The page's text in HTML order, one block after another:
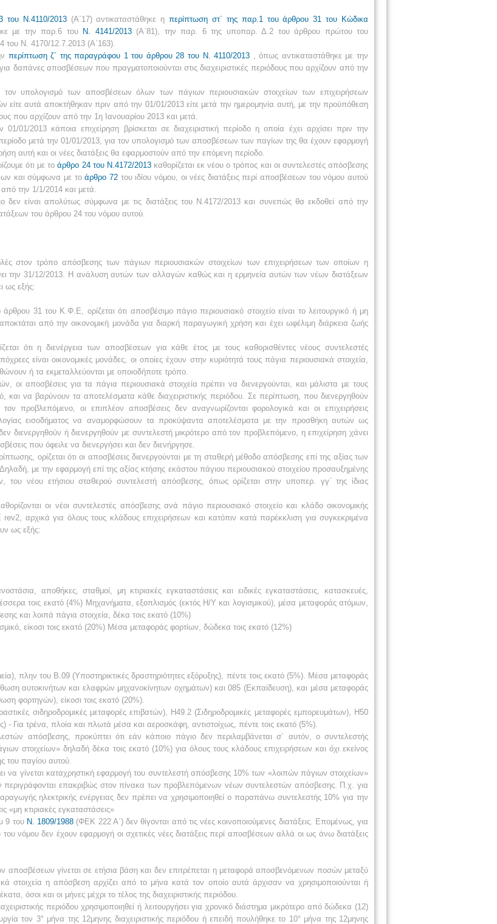
του Ν.4110/2013(Α΄17) αντικαταστάθηκε ηπερίπτωση στ΄ της παρ.1 του άρθρου 31 του Κώδικα
με την παρ.6 του Ν. 4141/2013(Α΄81), την παρ. 6 της υποπαρ. Δ.2 του άρθρου πρώτου του
του Ν. 4170/12.7.2013 (Α΄163).
περίπτωση ζ΄ της παραγράφου 1 του άρθρου 28 του Ν. 4110/2013 , όπως αντικαταστάθηκε με την
δαπάνες αποσβέσεων που πραγματοποιούνται στις διαχειριστικές περιόδους που αρχίζουν από την
τον υπολογισμό των αποσβέσεων όλων των πάγιων περιουσιακών στοιχείων των επιχειρήσεων
αυτά αποκτήθηκαν πριν από την 01/01/2013 είτε μετά την ημερομηνία αυτή, με την προϋπόθεση
που αρχίζουν από την 1η Ιανουαρίου 2013 και μετά.
01/2013 κάποια επιχείρηση βρίσκεται σε διαχειριστική περίοδο η οποία έχει αρχίσει πριν την
περίοδο μετά την 01/01/2013, για τον υπολογισμό των αποσβέσεων των παγίων της θα έχουν εφαρμογή
αυτή και οι νέες διατάξεις θα εφαρμοστούν από την επόμενη περίοδο.
ότι με το άρθρο 24 του Ν.4172/2013καθορίζεται εκ νέου ο τρόπος και οι συντελεστές απόσβεσης
και σύμφωνα με τοάρθρο 72 του ιδίου νόμου, οι νέες διατάξεις περί αποσβέσεων του νόμου αυτού
την 1/1/2014 και μετά.
είναι απολύτως σύμφωνα με τις διατάξεις του Ν.4172/2013 και συνεπώς θα εκδοθεί από την
του άρθρου 24 του νόμου αυτού.
στον τρόπο απόσβεσης των πάγιων περιουσιακών στοιχείων των επιχειρήσεων των οποίων η
την 31/12/2013. Η ανάλυση αυτών των αλλαγών καθώς και η ερμηνεία αυτών των νέων διατάξεων
ως εξής:
31 του Κ.Φ.Ε, ορίζεται ότι αποσβέσιμο πάγιο περιουσιακό στοιχείο είναι το λειτουργικό ή μη
από την οικονομική μονάδα για διαρκή παραγωγική χρήση και έχει ωφέλιμη διάρκεια ζωής
ότι η διενέργεια των αποσβέσεων για κάθε έτος με τους καθορισθέντες νέους συντελεστές
είναι οικονομικές μονάδες, οι οποίες έχουν στην κυριότητά τους πάγια περιουσιακά στοιχεία,
ή τα εκμεταλλεύονται με οποιοδήποτε τρόπο.
αποσβέσεις για τα πάγια περιουσιακά στοιχεία πρέπει να διενεργούνται, και μάλιστα με τους
και να βαρύνουν τα αποτελέσματα κάθε διαχειριστικής περιόδου. Σε περίπτωση, που διενεργηθούν
προβλεπόμενο, οι επιπλέον αποσβέσεις δεν αναγνωρίζονται φορολογικά και οι επιχειρήσεις
εισοδήματος να αναμορφώσουν τα προκύψαντα αποτελέσματα με την προσθήκη αυτών ως
διενεργηθούν ή διενεργηθούν με συντελεστή μικρότερο από τον προβλεπόμενο, η επιχείρηση χάνει
που όφειλε να διενεργήσει και δεν διενήργησε.
ορίζεται ότι οι αποσβέσεις διενεργούνται με τη σταθερή μέθοδο απόσβεσης επί της αξίας των
με την εφαρμογή επί της αξίας κτήσης εκάστου πάγιου περιουσιακού στοιχείου προσαυξημένης
νέου ετήσιου σταθερού συντελεστή απόσβεσης, όπως ορίζεται στην υποπερ. γγ΄ της ίδιας
οι νέοι συντελεστές απόσβεσης ανά πάγιο περιουσιακό στοιχείο και κλάδο οικονομικής
αρχικά για όλους τους κλάδους επιχειρήσεων και κατόπιν κατά παρέκκλιση για συγκεκριμένα
ως εξής:
αποθήκες, σταθμοί, μη κτιριακές εγκαταστάσεις και ειδικές εγκαταστάσεις, κατασκευές,
τοις εκατό (4%) Μηχανήματα, εξοπλισμός (εκτός Η/Υ και λογισμικού), μέσα μεταφοράς ατόμων,
και λοιπά πάγια στοιχεία, δέκα τοις εκατό (10%)
είκοσι τοις εκατό (20%) Μέσα μεταφοράς φορτίων, δώδεκα τοις εκατό (12%)
πλην του Β.09 (Υποστηρικτικές δραστηριότητες εξόρυξης), πέντε τοις εκατό (5%). Μέσα μεταφοράς
αυτοκινήτων και ελαφρών μηχανοκίνητων οχημάτων) και 085 (Εκπαίδευση), και μέσα μεταφοράς
φορτηγών), είκοσι τοις εκατό (20%).
σιδηροδρομικές μεταφορές επιβατών), Η49.2 (Σιδηροδρομικές μεταφορές εμπορευμάτων), Η50
- Για τρένα, πλοία και πλωτά μέσα και αεροσκάφη, αντιστοίχως, πέντε τοις εκατό (5%).
απόσβεσης, προκύπτει ότι εάν κάποιο πάγιο δεν περιλαμβάνεται σ΄ αυτόν, ο συντελεστής
στοιχείων» δηλαδή δέκα τοις εκατό (10%) για όλους τους κλάδους επιχειρήσεων και όχι εκείνος
του παγίου αυτού.
να γίνεται καταχρηστική εφαρμογή του συντελεστή απόσβεσης 10% των «λοιπών πάγιων στοιχείων»
περιγράφονται επακριβώς στον πίνακα των προβλεπόμενων νέων συντελεστών απόσβεσης. Π.χ. για
ηλεκτρικής ενέργειας δεν πρέπει να χρησιμοποιηθεί ο παραπάνω συντελεστής 10% για την
«μη κτιριακές εγκαταστάσεις»
9 του Ν. 1809/1988 (ΦΕΚ 222 Α΄) δεν θίγονται από τις νέες κοινοποιούμενες διατάξεις. Επομένως, για
νόμου δεν έχουν εφαρμογή οι σχετικές νέες διατάξεις περί αποσβέσεων αλλά οι ως άνω διατάξεις
αποσβέσεων γίνεται σε ετήσια βάση και δεν επιτρέπεται η μεταφορά αποσβενόμενων ποσών μεταξύ
στοιχεία η απόσβεση αρχίζει από το μήνα κατά τον οποίο αυτά άρχισαν να χρησιμοποιούνται ή
όσοι και οι μήνες μέχρι το τέλος της διαχειριστικής περιόδου.
περιόδου χρησιμοποιηθεί ή λειτουργήσει για χρονικό διάστημα μικρότερο από δώδεκα (12)
τον 3° μήνα της 12μηνης διαχειριστικής περιόδου ή επειδή πουλήθηκε το 10° μήνα της 12μηνης